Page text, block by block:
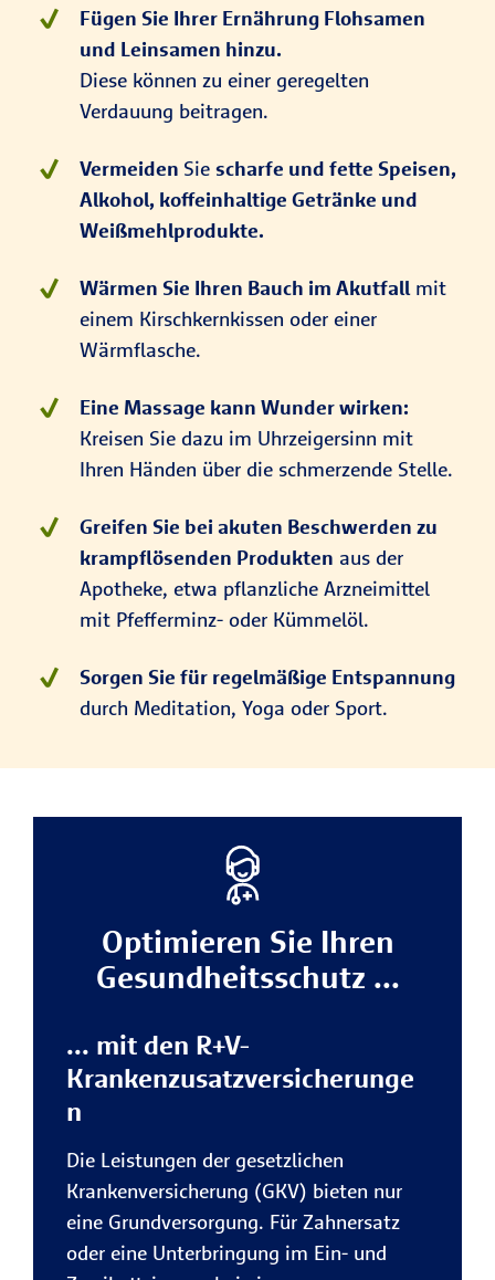
Fügen Sie Ihrer Ernährung Flohsamen
und Leinsamen hinzu.
Diese können zu einer geregelten
Verdauung beitragen.
Vermeiden Sie scharfe und fette Speisen,
Alkohol, koffeinhaltige Getränke und
Weißmehlprodukte.
Wärmen Sie Ihren Bauch im Akutfallmit
einem Kirschkernkissen oder einer
Wärmflasche.
Eine Massage kann Wunder wirken:
Kreisen Sie dazu im Uhrzeigersinn mit
Ihren Händen über die schmerzende Stelle.
Greifen Sie bei akuten Beschwerden zu
krampflösenden Produkten aus der
Apotheke, etwa pflanzliche Arzneimittel
mit Pfefferminz- oder Kümmelöl.
Sorgen Sie für regelmäßige Entspannung
durch Meditation, Yoga oder Sport.
Optimieren Sie Ihren
Gesundheitsschutz ...
... mit den R+V-
Krankenzusatzversicherunge
n
Die Leistungen der gesetzlichen
Krankenversicherung (GKV) bieten nur
eine Grundversorgung. Für Zahnersatz
oder eine Unterbringung im Ein- und